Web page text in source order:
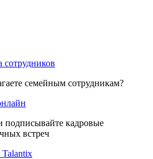
сотрудников
семейным сотрудникам?
подписывайте кадровые
встреч
Talantix